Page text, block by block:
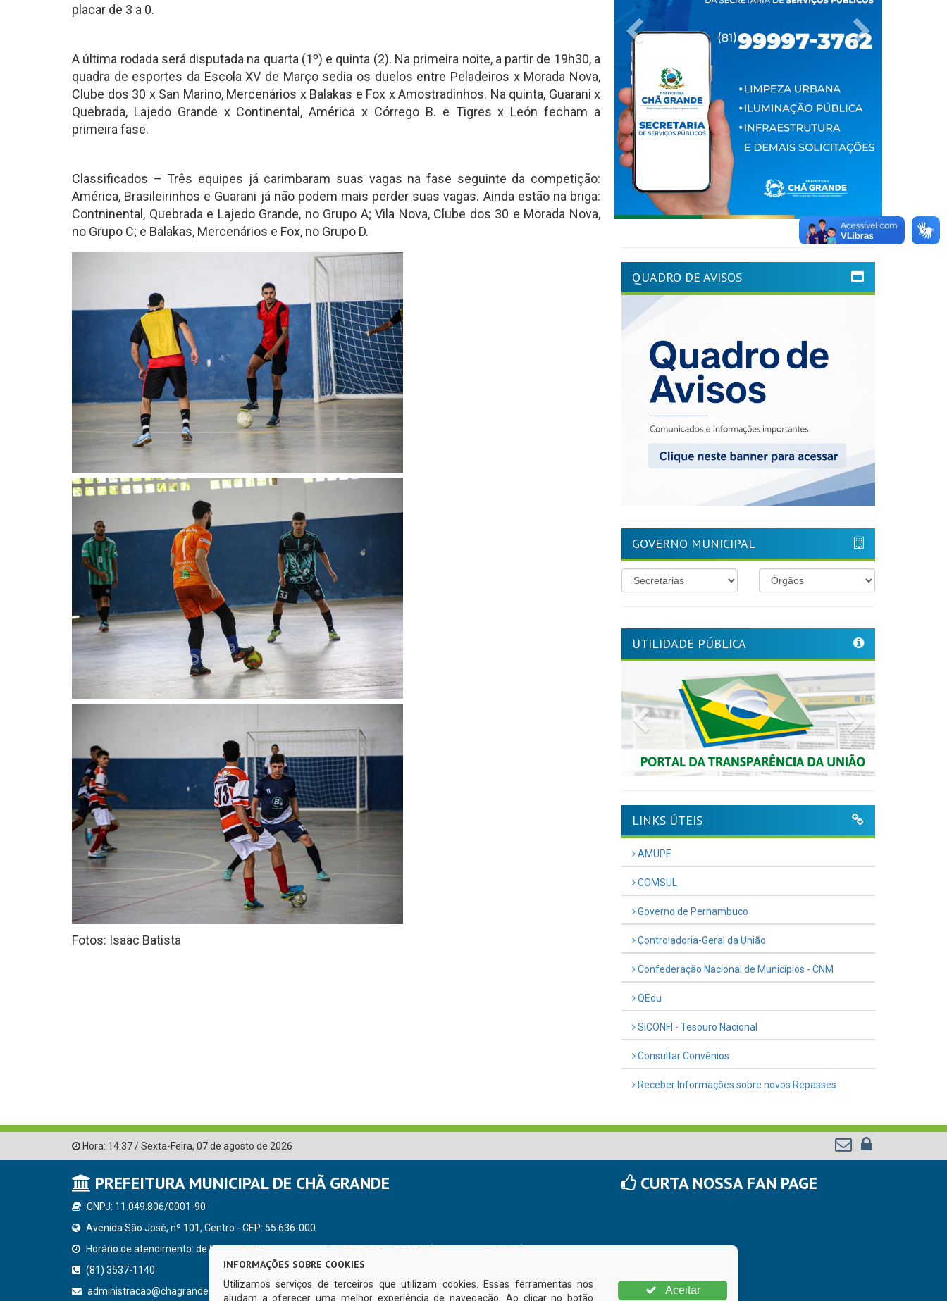
placar de 3 a 0.
A última rodada será disputada na quarta (1º) e quinta (2). Na primeira noite, a partir de 19h30, a
quadra de esportes da Escola XV de Março sedia os duelos entre Peladeiros x Morada Nova,
Clube dos 30 x San Marino, Mercenários x Balakas e Fox x Amostradinhos. Na quinta, Guarani x
Quebrada, Lajedo Grande x Continental, América x Córrego B. e Tigres x León fecham a
primeira fase.
Classificados – Três equipes já carimbaram suas vagas na fase seguinte da competição:
América, Brasileirinhos e Guarani já não podem mais perder suas vagas. Ainda estão na briga:
Contninental, Quebrada e Lajedo Grande, no Grupo A; Vila Nova, Clube dos 30 e Morada Nova,
no Grupo C; e Balakas, Mercenários e Fox, no Grupo D.
Fotos: Isaac Batista
Previous
QUADRO DE AVISOS
GOVERNO MUNICIPAL
UTILIDADE PÚBLICA
Previous
LINKS ÚTEIS
AMUPE
COMSUL
Governo de Pernambuco
Controladoria-Geral da União
Confederação Nacional de Municípios - CNM
QEdu
SICONFI - Tesouro Nacional
Consultar Convênios
Receber Informações sobre novos Repasses
Hora: 14:37/Sexta-Feira, 07 de agosto de 2026
PREFEITURA MUNICIPAL DE CHÃ GRANDE
CNPJ: 11.049.806/0001-90
Avenida São José, nº 101, Centro - CEP: 55.636-000
Horário de atendimento: de Segunda à Sexta, a partir das 07:00hs às 13:00hs (exceto nos feriados)
(81) 3537-1140
administracao@chagrande.pe.gov.br
CURTA NOSSA FAN PAGE
INFORMAÇÕES SOBRE COOKIES
Utilizamos serviços de terceiros que utilizam cookies. Essas ferramentas nos
ajudam a oferecer uma melhor experiência de navegação. Ao clicar no botão
Aceitar